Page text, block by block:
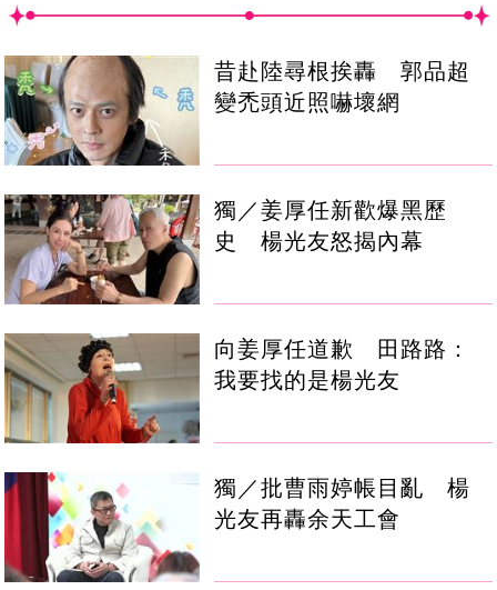
昔赴陸尋根挨轟 郭品超
變禿頭近照嚇壞網
獨／姜厚任新歡爆黑歷
史 楊光友怒揭內幕
向姜厚任道歉 田路路：
我要找的是楊光友
獨／批曹雨婷帳目亂 楊
光友再轟余天工會